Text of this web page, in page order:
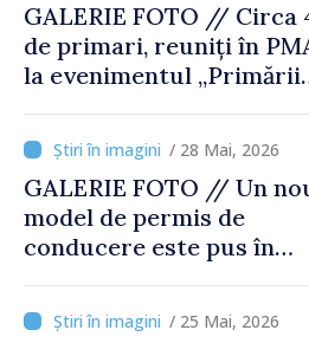
GALERIE FOTO // Circa 400
de primari, reuniți în
la evenimentul „Primării
Dezvoltate” . Premierul
interimar al României,
invitat special
/ 28 Mai, 2026
GALERIE FOTO // Un
model de permis de
conducere este pus în
Moldova
/ 25 Mai, 2026